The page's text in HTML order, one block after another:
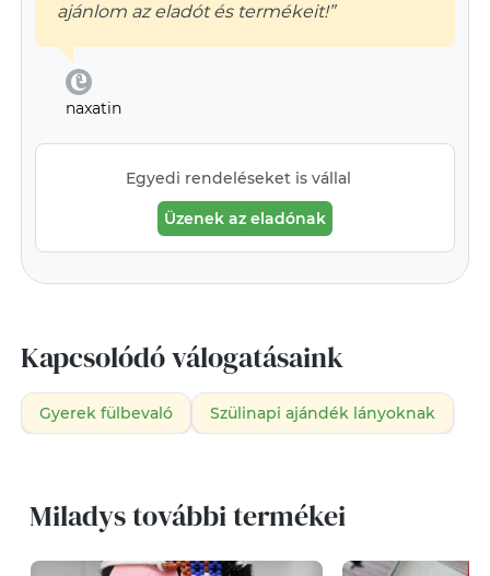
ajánlom az eladót és termékeit!”
naxatin
Egyedi rendeléseket is vállal
Üzenek az eladónak
Kapcsolódó válogatásaink
Gyerek fülbevaló Szülinapi ajándék lányoknak
Miladys további termékei